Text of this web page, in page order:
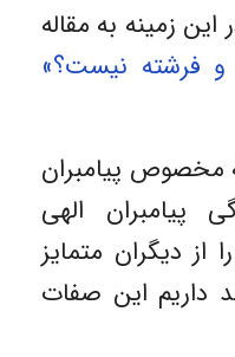
این زمینه به مقاله
و فرشته نیست؟»
پیامبران
پیامبران الهی
دیگران متمایز
داریم این صفات